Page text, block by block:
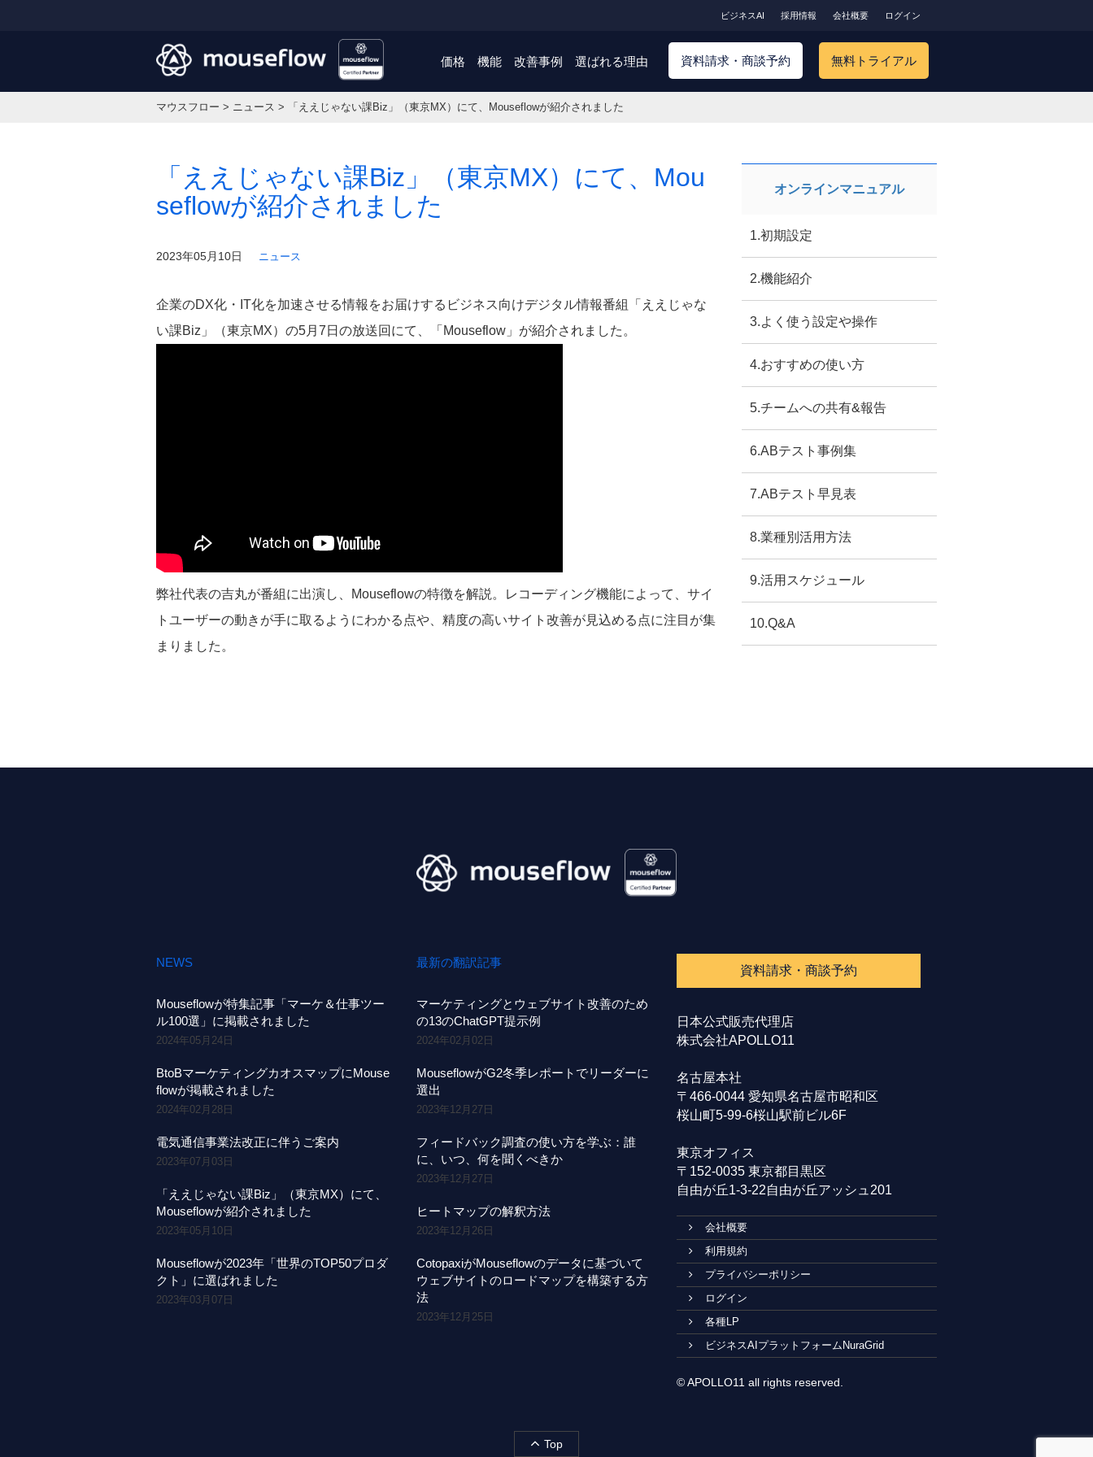
ログイン
会社概要
採用情報
ビジネスAI
無料トライアル
資料請求・商談予約
選ばれる理由
改善事例
機能
価格
マウスフロー > ニュース > 「ええじゃない課Biz」（東京MX）にて、Mouseflowが紹介されました
「ええじゃない課Biz」（東京MX）にて、Mou
seflowが紹介されました
2023年05月10日 ニュース
企業のDX化・IT化を加速させる情報をお届けするビジネス向けデジタル情報番組「ええじゃな
い課Biz」（東京MX）の5月7日の放送回にて、「Mouseflow」が紹介されました。
弊社代表の吉丸が番組に出演し、Mouseflowの特徴を解説。レコーディング機能によって、サイ
トユーザーの動きが手に取るようにわかる点や、精度の高いサイト改善が見込める点に注目が集
まりました。
オンラインマニュアル
1.初期設定
2.機能紹介
3.よく使う設定や操作
4.おすすめの使い方
5.チームへの共有&報告
6.ABテスト事例集
7.ABテスト早見表
8.業種別活用方法
9.活用スケジュール
10.Q&A
NEWS
Mouseflowが特集記事「マーケ＆仕事ツー
ル100選」に掲載されました
2024年05月24日
BtoBマーケティングカオスマップにMouse
flowが掲載されました
2024年02月28日
電気通信事業法改正に伴うご案内
2023年07月03日
「ええじゃない課Biz」（東京MX）にて、
Mouseflowが紹介されました
2023年05月10日
Mouseflowが2023年「世界のTOP50プロダ
クト」に選ばれました
2023年03月07日
最新の翻訳記事
マーケティングとウェブサイト改善のため
の13のChatGPT提示例
2024年02月02日
MouseflowがG2冬季レポートでリーダーに
選出
2023年12月27日
フィードバック調査の使い方を学ぶ：誰
に、いつ、何を聞くべきか
2023年12月27日
ヒートマップの解釈方法
2023年12月26日
CotopaxiがMouseflowのデータに基づいて
ウェブサイトのロードマップを構築する方
法
2023年12月25日
資料請求・商談予約
日本公式販売代理店
株式会社APOLLO11
名古屋本社
〒466-0044 愛知県名古屋市昭和区
桜山町5-99-6桜山駅前ビル6F
東京オフィス
〒152-0035 東京都目黒区
自由が丘1-3-22自由が丘アッシュ201
会社概要
利用規約
プライバシーポリシー
ログイン
各種LP
ビジネスAIプラットフォームNuraGrid
© APOLLO11 all rights reserved.
Top